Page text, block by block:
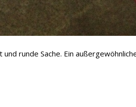
und runde Sache. Ein